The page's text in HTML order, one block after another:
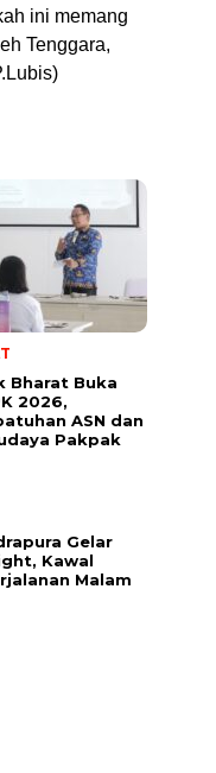
ini memang
Tenggara,
Bharat Buka
2026,
ASN dan
Pakpak
Gelar
Kawal
Malam